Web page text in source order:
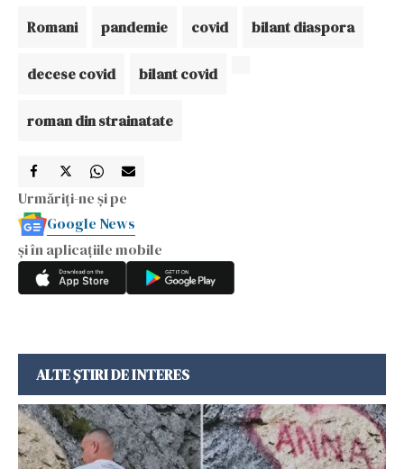
Romani pandemie covid bilant diaspora
decese covid bilant covid
roman din strainatate
Urmăriți-ne și pe
Google News
și în aplicațiile mobile
ALTE ȘTIRI DE INTERES